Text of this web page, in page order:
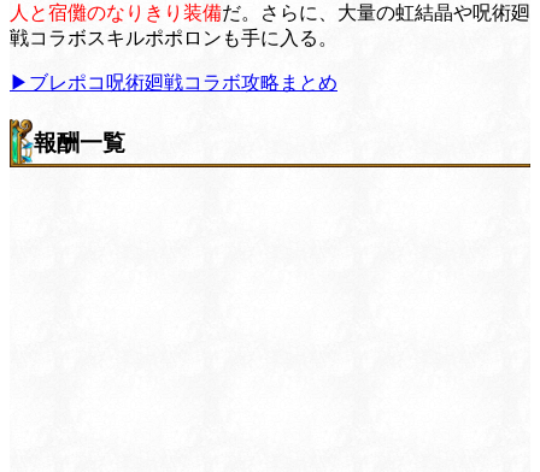
人と宿儺のなりきり装備だ。さらに、大量の虹結晶や呪術廻
戦コラボスキルポポロンも手に入る。
▶︎ブレポコ呪術廻戦コラボ攻略まとめ
報酬一覧